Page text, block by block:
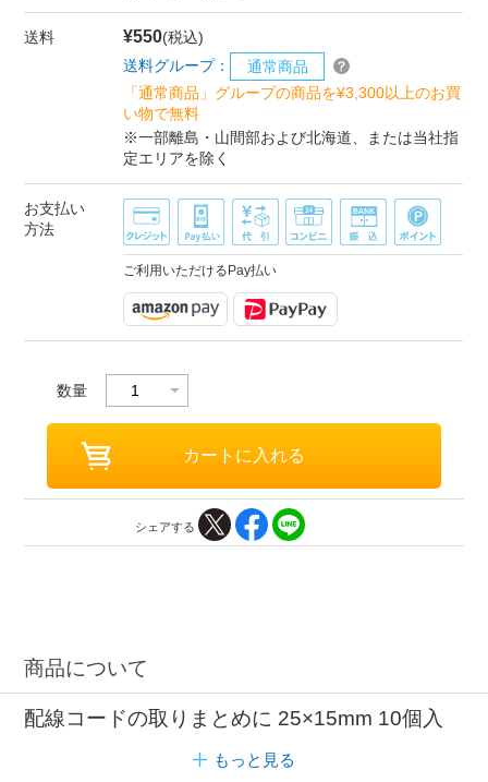
送料 ¥550(税込)
送料グループ：
通常商品
「通常商品」グループの商品を¥3,300以上のお買
い物で無料
※一部離島・山間部および北海道、または当社指
定エリアを除く
お支払い
方法
ご利用いただけるPay払い
数量
シェアする
商品について
配線コードの取りまとめに 25×15mm 10個入
もっと見る